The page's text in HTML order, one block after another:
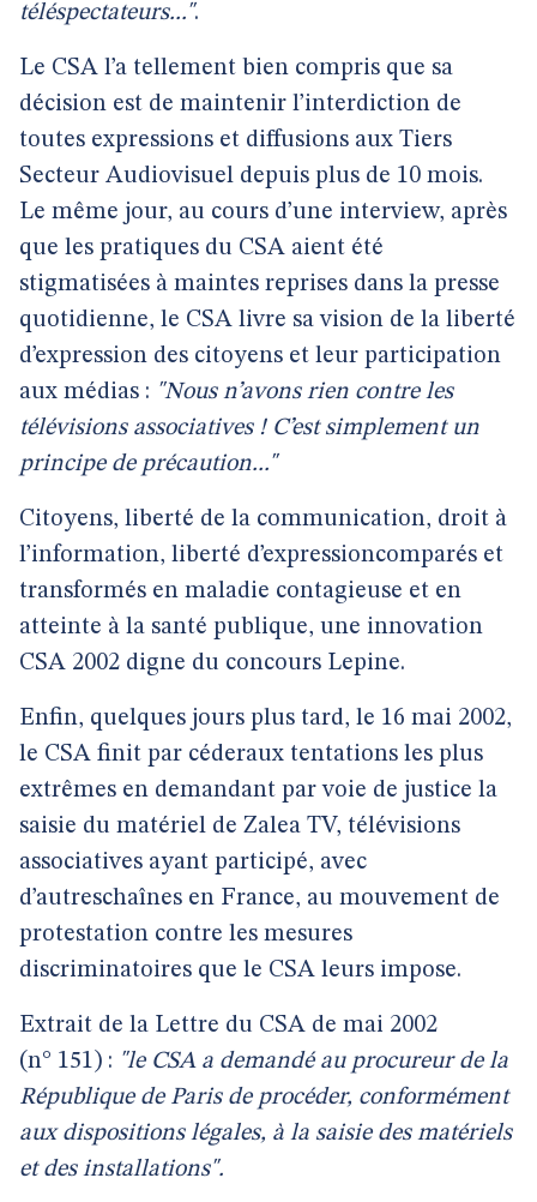
téléspectateurs...".
Le CSA l’a tellement bien compris que sa
décision est de maintenir l’interdiction de
toutes expressions et diffusions aux Tiers
Secteur Audiovisuel depuis plus de 10 mois.
Le même jour, au cours d’une interview, après
que les pratiques du CSA aient été
stigmatisées à maintes reprises dans la presse
quotidienne, le CSA livre sa vision de la liberté
d’expression des citoyens et leur participation
aux médias : "Nous n’avons rien contre les
télévisions associatives ! C’est simplement un
principe de précaution..."
Citoyens, liberté de la communication, droit à
l’information, liberté d’expressioncomparés et
transformés en maladie contagieuse et en
atteinte à la santé publique, une innovation
CSA 2002 digne du concours Lepine.
Enfin, quelques jours plus tard, le 16 mai 2002,
le CSA finit par céderaux tentations les plus
extrêmes en demandant par voie de justice la
saisie du matériel de Zalea TV, télévisions
associatives ayant participé, avec
d’autreschaînes en France, au mouvement de
protestation contre les mesures
discriminatoires que le CSA leurs impose.
Extrait de la Lettre du CSA de mai 2002
(n° 151) : "le CSA a demandé au procureur de la
République de Paris de procéder, conformément
aux dispositions légales, à la saisie des matériels
et des installations".